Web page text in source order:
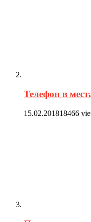
Телефон в
15.02.201818466